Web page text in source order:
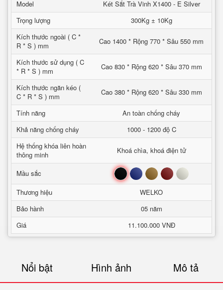
Model
Két Sắt Trà Vinh X1400 - E Silver
Trọng lượng
300Kg ± 10Kg
Kích thước ngoài ( C *
R * S ) mm
Cao 1400 * Rộng 770 * Sâu 550 mm
Kích thước sử dụng ( C
* R * S ) mm
Cao 830 * Rộng 620 * Sâu 370 mm
Kích thước ngăn kéo (
C * R * S ) mm
Cao 380 * Rộng 620 * Sâu 330 mm
Tính năng
An toàn chống cháy
Khả năng chống cháy
1000 - 1200 độ C
Hệ thống khóa liên hoàn
thông minh
Khoá chìa, khoá điện tử
Mầu sắc Đen Xanh Nâu Đỏ Trắng
Thương hiệu
WELKO
Bảo hành
05 năm
Giá
11.100.000 VNĐ
Nổi bật Hình ảnh Mô tả